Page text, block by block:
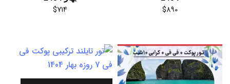
$890
$714